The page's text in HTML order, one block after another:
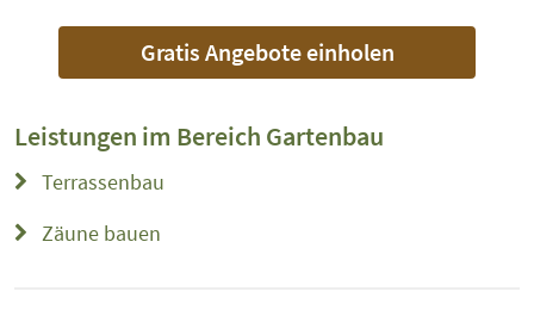
Gratis Angebote einholen
Leistungen im Bereich Gartenbau
Terrassenbau
Zäune bauen